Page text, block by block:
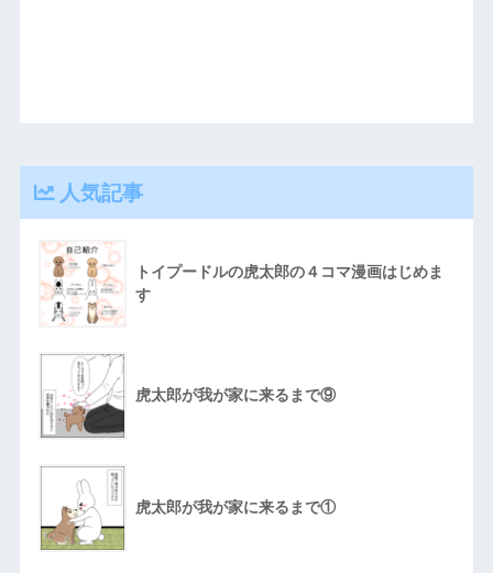
人気記事
トイプードルの虎太郎の４コマ漫画はじめま
す
虎太郎が我が家に来るまで⑨
虎太郎が我が家に来るまで①